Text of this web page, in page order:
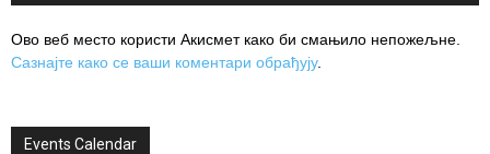
Ово веб место користи Акисмет како би смањило непожељне.
Сазнајте како се ваши коментари обрађују.
Events Calendar